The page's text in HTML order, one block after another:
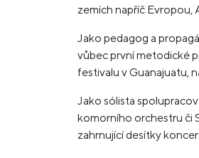
zemích napříč Evropou,
Jako pedagog a
vůbec první metodické
festivalu v Guanajuatu,
Jako sólista
komorního orchestru či
zahrnující desítky